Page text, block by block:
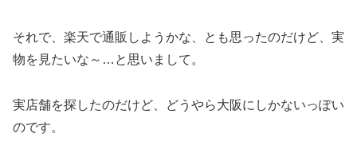
それで、楽天で通販しようかな、とも思ったのだけど、実
物を見たいな～…と思いまして。
実店舗を探したのだけど、どうやら大阪にしかないっぽい
のです。